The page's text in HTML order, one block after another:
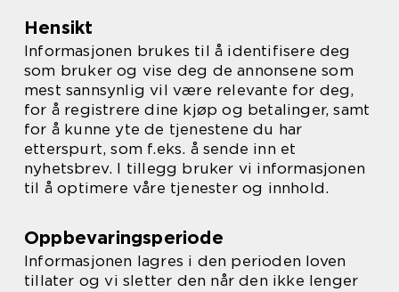
Hensikt
Informasjonen brukes til å identifisere deg
som bruker og vise deg de annonsene som
mest sannsynlig vil være relevante for deg,
for å registrere dine kjøp og betalinger, samt
for å kunne yte de tjenestene du har
etterspurt, som f.eks. å sende inn et
nyhetsbrev. I tillegg bruker vi informasjonen
til å optimere våre tjenester og innhold.
Oppbevaringsperiode
Informasjonen lagres i den perioden loven
tillater og vi sletter den når den ikke lenger